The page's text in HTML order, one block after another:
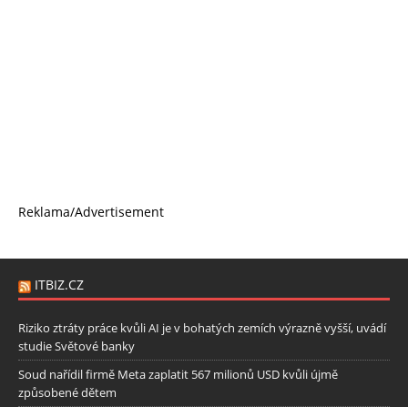
Reklama/Advertisement
ITBIZ.CZ
Riziko ztráty práce kvůli AI je v bohatých zemích výrazně vyšší, uvádí
studie Světové banky
Soud nařídil firmě Meta zaplatit 567 milionů USD kvůli újmě
způsobené dětem